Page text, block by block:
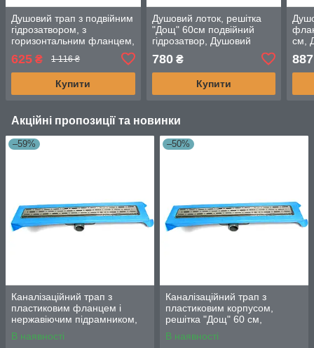
Душовий трап з подвійним
гідрозатвором, з
горизонтальним фланцем,
Душовий канал
625 ₴ 1 116 ₴
Купити
Душовий лоток, решітка
"Дощ" 60см подвійний
гідрозатвор, Душовий
випускним отвором DN50
780₴
Купити
см,
887
Акційні пропозиції та новинки
–59%
Каналізаційний трап з
пластиковим фланцем і
нержавіючим підрамником,
решітка "Дощ" 80 см
В наявності
–50%
Каналізаційний трап з
пластиковим корпусом,
решітка "Дощ" 60 см,
Душовий канал з
горизонтальним фланцем
В наявності